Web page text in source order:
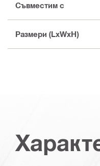
Съвместим с
Размери (LxWxH)